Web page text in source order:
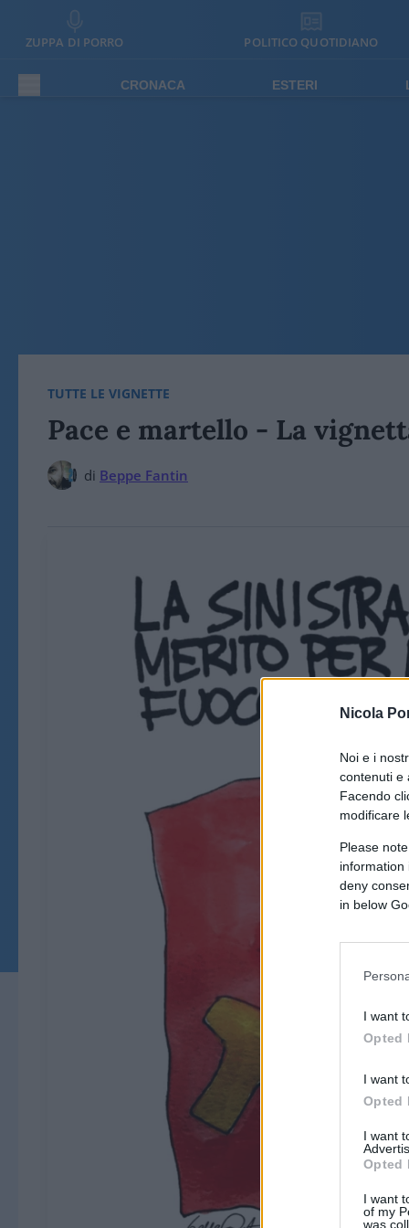
Nicola
Noi e i
contenuti e
Facendo
modificare
Please
information
deny
in below
I want
Opted
I want
Opted
I want
Opted
I want
of my
was
ZUPPA DI PORRO POLITICO QUOTIDIANO
CRONACA ESTERI
TUTTE LE VIGNETTE
Pace e martello - La
di Beppe Fantin